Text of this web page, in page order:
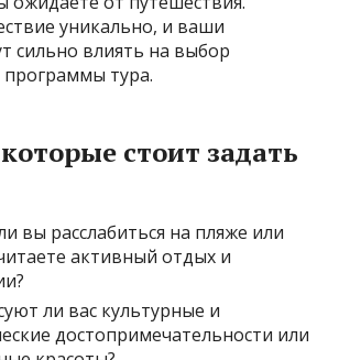
уникально, и ваши
сильно влиять на выбор
тура.
стоит задать
вы расслабиться на пляже или
активный отдых и
ли вас культурные и
достопримечательности или